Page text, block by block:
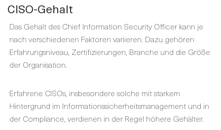
CISO-Gehalt
Das Gehalt des Chief Information Security Officer kann je
nach verschiedenen Faktoren variieren. Dazu gehören
Erfahrungsniveau, Zertifizierungen, Branche und die Größe
der Organisation.
Erfahrene CISOs, insbesondere solche mit starkem
Hintergrund im Informationssicherheitsmanagement und in
der Compliance, verdienen in der Regel höhere Gehälter.